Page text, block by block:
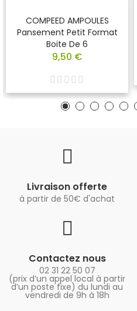
COMPEED AMPOULES
Pansement Petit Format
Boite De 6
9,50 €
Livraison offerte
à partir de 50€ d'achat
Contactez nous
02 31 22 50 07
(prix d’un appel local à partir
d’un poste fixe) du lundi au
vendredi de 9h à 18h